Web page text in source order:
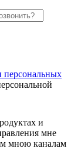
персональных
и
мне
мною каналам